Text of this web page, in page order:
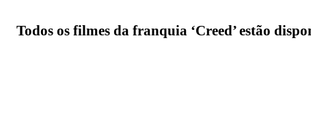
Todos os filmes da franquia ‘Creed’ estão